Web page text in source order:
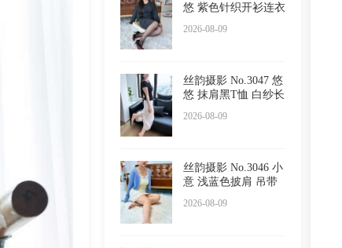
悠 紫色针织开衫连衣
2026-08-09
丝韵摄影 No.3047 悠
悠 抹肩黑T恤 白纱长
2026-08-09
丝韵摄影 No.3046 小
意 浅蓝色披肩 吊带
2026-08-09